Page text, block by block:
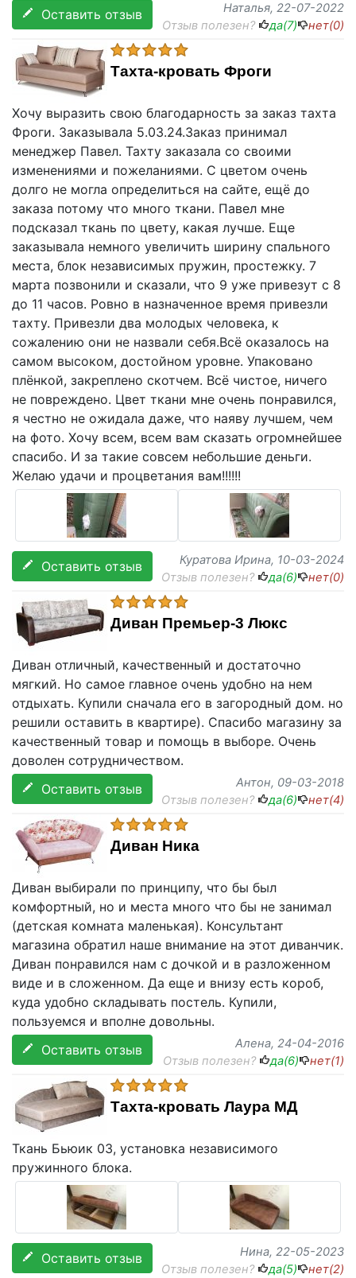
Оставить отзыв Наталья, 22-07-2022
Отзыв полезен?
да(7) нет(0)
Тахта-кровать Фроги
Хочу выразить свою благодарность за заказ тахта
Фроги. Заказывала 5.03.24.Заказ принимал
менеджер Павел. Тахту заказала со своими
изменениями и пожеланиями. С цветом очень
долго не могла определиться на сайте, ещё до
заказа потому что много ткани. Павел мне
подсказал ткань по цвету, какая лучше. Еще
заказывала немного увеличить ширину спального
места, блок независимых пружин, простежку. 7
марта позвонили и сказали, что 9 уже привезут с 8
до 11 часов. Ровно в назначенное время привезли
тахту. Привезли два молодых человека, к
сожалению они не назвали себя.Всё оказалось на
самом высоком, достойном уровне. Упаковано
плёнкой, закреплено скотчем. Всё чистое, ничего
не повреждено. Цвет ткани мне очень понравился,
я честно не ожидала даже, что наяву лучшем, чем
на фото. Хочу всем, всем вам сказать огромнейшее
спасибо. И за такие совсем небольшие деньги.
Желаю удачи и процветания вам!!!!!!
Оставить отзыв Куратова Ирина, 10-03-2024
Отзыв полезен?
да(6) нет(0)
Диван Премьер-3 Люкс
Диван отличный, качественный и достаточно
мягкий. Но самое главное очень удобно на нем
отдыхать. Купили сначала его в загородный дом. но
решили оставить в квартире). Спасибо магазину за
качественный товар и помощь в выборе. Очень
доволен сотрудничеством.
Оставить отзыв
Антон, 09-03-2018
Отзыв полезен?
да(6) нет(4)
Диван Ника
Диван выбирали по принципу, что бы был
комфортный, но и места много что бы не занимал
(детская комната маленькая). Консультант
магазина обратил наше внимание на этот диванчик.
Диван понравился нам с дочкой и в разложенном
виде и в сложенном. Да еще и внизу есть короб,
куда удобно складывать постель. Купили,
пользуемся и вполне довольны.
Оставить отзыв
Алена, 24-04-2016
Отзыв полезен?
да(6) нет(1)
Тахта-кровать Лаура МД
Ткань Бьюик 03, установка независимого
пружинного блока.
Оставить отзыв Нина, 22-05-2023
Отзыв полезен?
да(5) нет(2)